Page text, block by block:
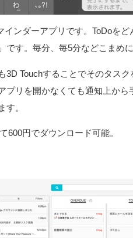
インダーアプリです。ToDoを
です。毎分、毎5分などこまめ
3D Touchすることでそのタス
プリを開かなくても通知上か
す。
600円でダウンロード可能。